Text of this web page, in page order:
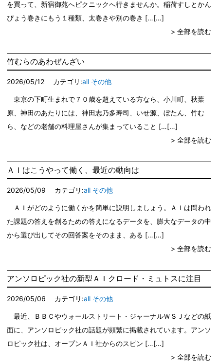
を買って、新宿御苑へピクニックへ行きませんか。稲荷すしとかん
ぴょう巻きにもう１種類、太巻きや別の巻き […
> 全部を読む
竹むらのあわぜんざい
2026/05/12 カテゴリ:all その他
東京の下町生まれで７０歳を超えている方なら、小川町、秋葉
原、神田のあたりには、神田志乃多寿司、いせ源、ぼたん、竹む
ら、などの老舗の料理屋さんが集まっていること […
> 全部を読む
ＡＩはこうやって働く、最近の動向は
2026/05/09 カテゴリ:all その他
ＡＩがどのように働くかを簡単に説明しましょう。ＡＩは問われ
た課題の答えを創るための答えになるデータを、膨大なデータの中
から選び出してその回答案をそのまま、ある […
> 全部を読む
アンソロピック社の新型ＡＩクロード・ミュトスに注目
2026/05/06 カテゴリ:all その他
最近、ＢＢＣやウォールストリート・ジャーナルＷＳＪなどの紙
面に、アンソロピック社の話題が頻繁に掲載されています。アンソ
ロピック社は、オープンＡＩ社からのスピン […
> 全部を読む